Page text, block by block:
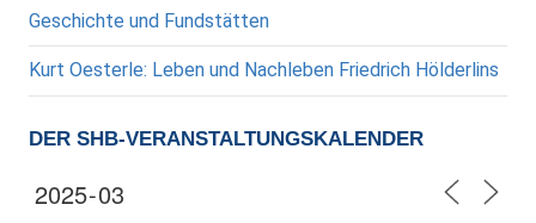
Geschichte und Fundstätten
Kurt Oesterle: Leben und Nachleben Friedrich Hölderlins
DER SHB-VERANSTALTUNGSKALENDER